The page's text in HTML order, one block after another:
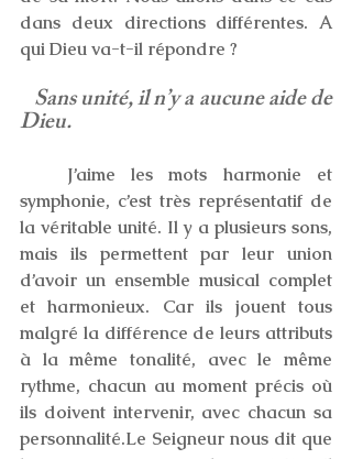
dans deux directions différentes. A
qui Dieu va-t-il répondre ?
   Sans unité, il n’y a aucune aide de
Dieu.
symphonie, c’est très représentatif de
la véritable unité. Il y a plusieurs sons,
mais ils permettent par leur union
d’avoir un ensemble musical complet
et harmonieux. Car ils jouent tous
malgré la différence de leurs attributs
à la même tonalité, avec le même
rythme, chacun au moment précis où
ils doivent intervenir, avec chacun sa
personnalité.Le Seigneur nous dit que